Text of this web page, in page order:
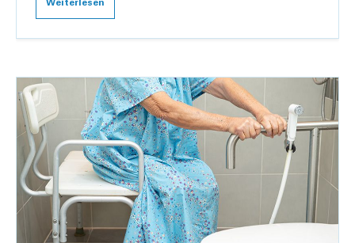
Weiterlesen